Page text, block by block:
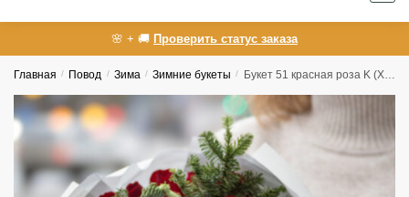
🌸 + 🚚 Проверить статус заказа
Главная / Повод / Зима / Зимние букеты / Букет 51 красная роза K (XMAS 1)